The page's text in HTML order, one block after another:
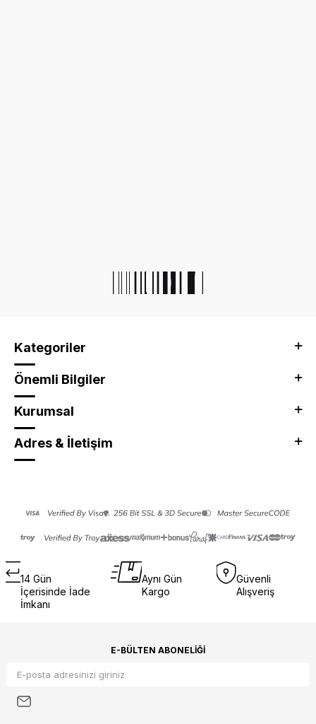
Kategoriler
Önemli Bilgiler
Kurumsal
Adres & İletişim
14 Gün
İçerisinde İade
İmkanı
Aynı Gün
Kargo
Güvenli
Alışveriş
E-BÜLTEN ABONELIĞI